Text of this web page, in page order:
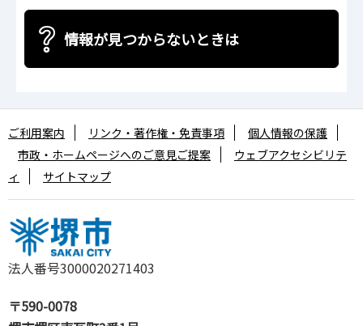
情報が見つからないときは
法人番号3000020271403
〒590-0078
ご利用案内 リンク・著作権・免責事項
個人情報の保護
市政・ホームページへのご意見ご提案
ウェブアクセシビリテ
ィ
サイトマップ